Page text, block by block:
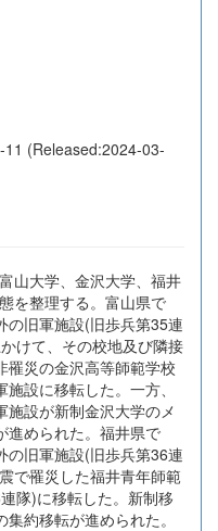
(Released:2024-03-
山大学、金沢大学、福井
を整理する。富山県で
の旧軍施設(旧歩兵第35連
けて、その校地及び隣接
罹災の金沢高等師範学校
設に移転した。一方、
設が新制金沢大学のメ
進められた。福井県で
の旧軍施設(旧歩兵第36連
で罹災した福井青年師範
隊)に移転した。新制移
約移転が進められた。